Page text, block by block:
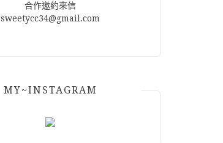
合作邀約來信
sweetycc34@gmail.com
MY~INSTAGRAM